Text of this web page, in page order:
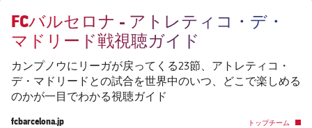
結果
順位表
スケジュール
チケット
結果
PLUSICON
LABEL.ARIA.PLUS
トップチーム
plusicon
label.aria.plus
スケジュール
PLUSICON
LABEL.ARIA.PLUS
FCバルセロナ - アトレティコ・デ・
マドリード戦視聴ガイド
カンプノウにリーガが戻ってくる23節、アトレティコ・
デ・マドリードとの試合を世界中のいつ、どこで楽しめる
のかが一目でわかる視聴ガイド
fcbarcelona.jp
トップチーム